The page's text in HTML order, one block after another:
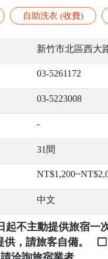
自助洗衣 (收費)
新竹市北區西大
03-5261172
03-5223008
-
31間
中文
起不主動提供旅宿一
供，請旅客自備。